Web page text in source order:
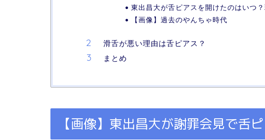
東出昌大が舌ピアスを開けたのはいつ？
【画像】過去のやんちゃ時代
滑舌が悪い理由は舌ピアス？
まとめ
【画像】東出昌大が謝罪会見で舌